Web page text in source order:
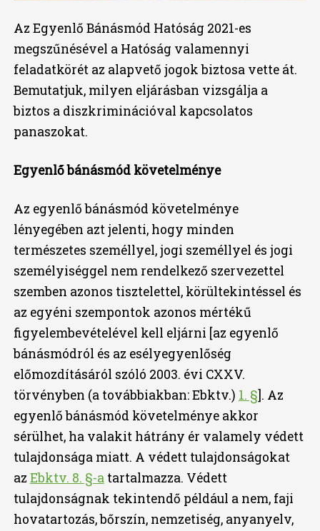
Az Egyenlő Bánásmód Hatóság 2021-es
megszűnésével a Hatóság valamennyi
feladatkörét az alapvető jogok biztosa vette át.
Bemutatjuk, milyen eljárásban vizsgálja a
biztos a diszkriminációval kapcsolatos
panaszokat.
Egyenlő bánásmód követelménye
Az egyenlő bánásmód követelménye
lényegében azt jelenti, hogy minden
természetes személlyel, jogi személlyel és jogi
személyiséggel nem rendelkező szervezettel
szemben azonos tisztelettel, körültekintéssel és
az egyéni szempontok azonos mértékű
figyelembevételével kell eljárni [az egyenlő
bánásmódról és az esélyegyenlőség
előmozdításáról szóló 2003. évi CXXV.
törvényben (a továbbiakban: Ebktv.) 1. §]. Az
egyenlő bánásmód követelménye akkor
sérülhet, ha valakit hátrány ér valamely védett
tulajdonsága miatt. A védett tulajdonságokat
az Ebktv. 8. §-atartalmazza. Védett
tulajdonságnak tekintendő például a nem, faji
hovatartozás, bőrszín, nemzetiség, anyanyelv,